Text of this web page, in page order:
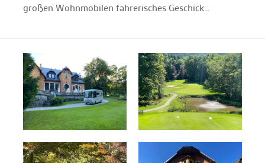
großen Wohnmobilen fahrerisches Geschick…